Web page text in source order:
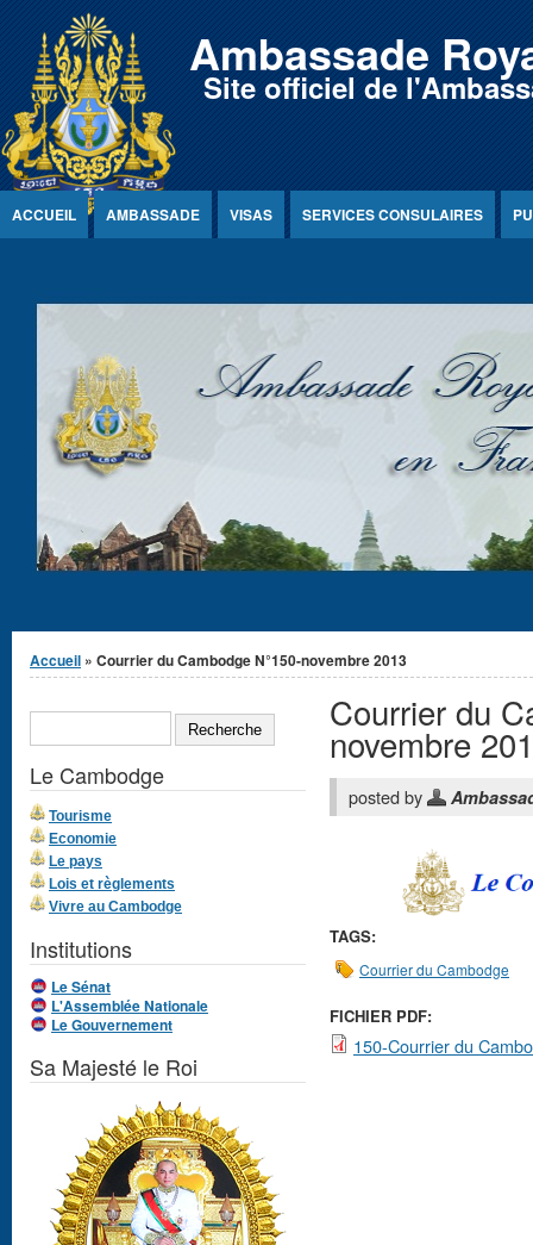
Jump to Content Ambassade
Site officiel de
ACCUEIL AMBASSADE VISAS SERVICES CONSULAIRES
Vous êtes ici
Accueil » Courrier du Cambodge N°150-novembre 2013
Courrier du
novembre
posted by
TAGS:
Courrier du Cambodge
FICHIER PDF:
150-Courrier du
Formulaire de
recherche
Le Cambodge
Tourisme
Economie
Le pays
Lois et règlements
Vivre au Cambodge
Institutions
Le Sénat
L'Assemblée Nationale
Le Gouvernement
Sa Majesté le Roi